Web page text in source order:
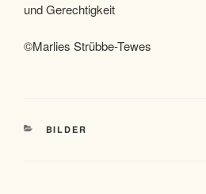
und Gerechtigkeit
©Marlies Strübbe-Tewes
KATEGORIEN
BILDER